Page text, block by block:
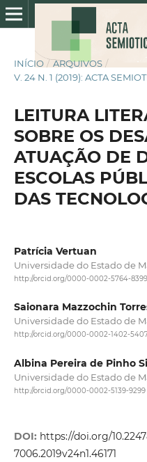
INÍCIO / ARQUIVOS /
V. 24 N. 1 (2019): ACTA
LEITURA
SOBRE OS
ATUAÇÃO DE
ESCOLAS
DAS
Patrícia Vertuan
Universidade do Estado de
http://orcid.org/0000-0002-5764-8399
Saionara Mazzochin
Universidade do Estado de
http://orcid.org/0000-0002-1402-
Albina Pereira de Pinho
Universidade do Estado de
http://orcid.org/0000-0002-5139-9299
DOI: https://doi.org/
7006.2019v24n1.46171